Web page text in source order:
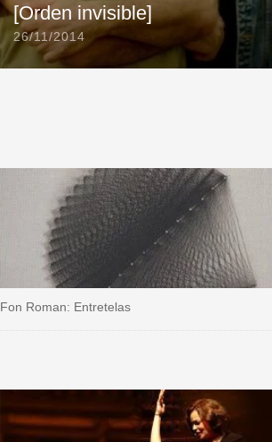
[Orden invisible]
26/11/2014
Fon Roman: Entretelas